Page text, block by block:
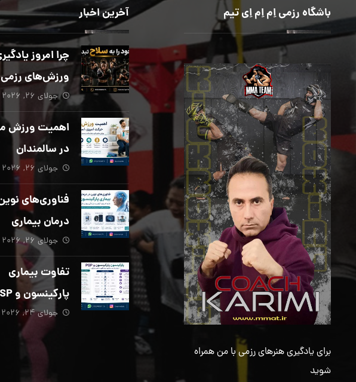
باشگاه رزمی اِم اِم اِی تیم
برای یادگیری هنرهای رزمی با من همراه
شوید
آخرین اخبار
چرا امروز
ورزش‌های رزمی
بیش از هر زمان
دیگری ضروری
است؟
جولای ۲۶, ۲۰۲۶
اهمیت ورزش
در سالمندان
جولای ۲۶, ۲۰۲۶
فناوری‌های
درمان بیماری
پارکینسون؛ از
مصنوعی تا
عمقی مغز
جولای ۲۶, ۲۰۲۶
تفاوت بیماری
از تشخیص تا
توانبخشی
در منزل_بخش
جولای ۲۴, ۲۰۲۶